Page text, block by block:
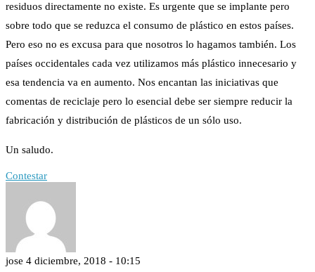
residuos directamente no existe. Es urgente que se implante pero
sobre todo que se reduzca el consumo de plástico en estos países.
Pero eso no es excusa para que nosotros lo hagamos también. Los
países occidentales cada vez utilizamos más plástico innecesario y
esa tendencia va en aumento. Nos encantan las iniciativas que
comentas de reciclaje pero lo esencial debe ser siempre reducir la
fabricación y distribución de plásticos de un sólo uso.
Un saludo.
Contestar
jose 4 diciembre, 2018 - 10:15